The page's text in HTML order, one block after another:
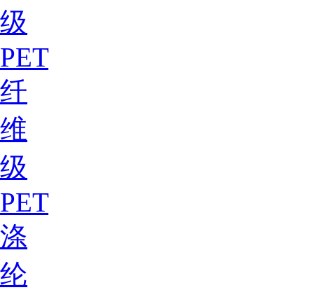
级
PET
纤
维
级
PET
涤
纶